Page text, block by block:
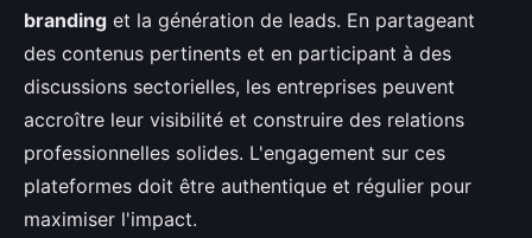
branding et la génération de leads. En partageant
des contenus pertinents et en participant à des
discussions sectorielles, les entreprises peuvent
accroître leur visibilité et construire des relations
professionnelles solides. L'engagement sur ces
plateformes doit être authentique et régulier pour
maximiser l'impact.